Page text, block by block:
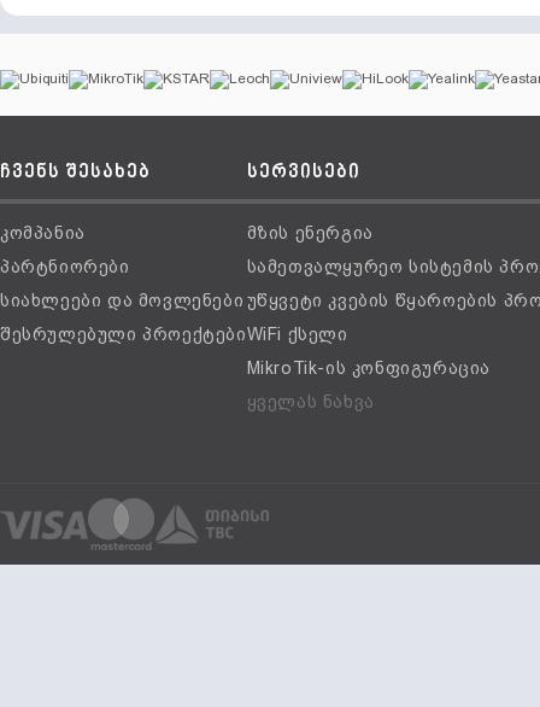
ჩვენს შესახებ
კომპანია
პარტნიორები
სიახლეები და მოვლენები
შესრულებული პროექტები
სერვისები
მზის ენერგია
სამეთვალყურეო სისტემის
უწყვეტი კვების წყაროების
WiFi ქსელი
MikroTik-ის კონფიგურაცია
ყველას ნახვა